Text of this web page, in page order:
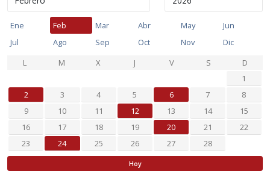
Ene Feb Mar Abr May
Jun
Jul
Ago Sep Oct Nov
Dic
L
M X J V S
D
1
2
3 4 5 6 7
8
9
10 11 12 13 14
15
16
17 18 19 20 21
22
23
24 25 26 27 28
Hoy